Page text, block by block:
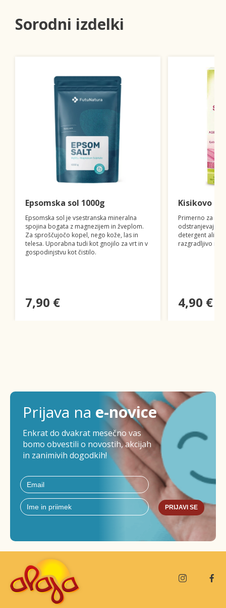
Sorodni izdelki
Epsomska sol 1000g
Epsomska sol je vsestranska mineralna
spojina bogata z magnezijem in žveplom.
Za sproščujočo kopel, nego kože, las in
telesa. Uporabna tudi kot gnojilo za vrt in v
gospodinjstvu kot čistilo.
7,90 €
Kisikovo
Primerno za
odstranjevaje
detergent ali za
razgradljivo in
4,90 €
Prijava na e-novice
Enkrat do dvakrat mesečno vas
bomo obvestili o novostih, akcijah
in zanimivih dogodkih!
PRIJAVI SE